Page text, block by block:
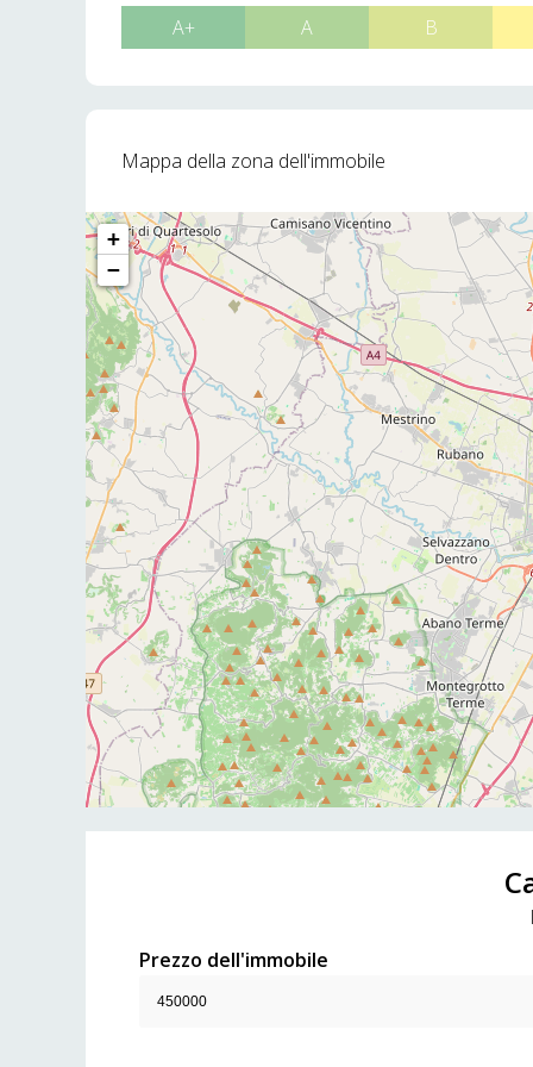
A+
A B
Mappa della zona dell'immobile
+
−
Prezzo dell'immobile